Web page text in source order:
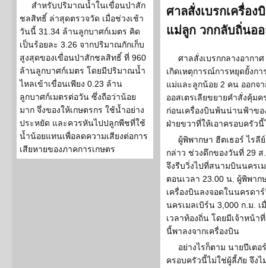
สำหรับปริมาณน้ำในเขื่อนป่าสัก
ชลสิทธิ์ ล่าสุดตรวจวัด เมื่อช่วงเช้า
วันนี้ 31.34 ล้านลูกบาศก์เมตร คิด
เป็นร้อยละ 3.26 จากปริมาณกักเก็บ
สูงสุดของเขื่อนป่าสักชลสิทธิ์ ที่ 960
ล้านลูกบาศก์เมตร โดยมีปริมาณน้ำ
ไหลเข้าเขื่อนเพียง 0.23 ล้าน
ลูกบาศก์เมตรต่อวัน ซึ่งถือว่าน้อย
มาก จึ่งของให้เกษตรกร ใช้น้ำอย่าง
ประหยัด และควรหันไปปลูกพืชที่ใช้
น้ำน้อยแทนเพื่อลดความเสียงต่อการ
เสียหายของภาคการเกษตร
ศาลสั่งเบรกเครื่อ
แม่ลูก วกกลับถิ่นอ
ศาลสั่งเบรกกลางอากา
เกิดเหตุการณ์การหยุดยั้งก
แม่และลูกน้อย 2 คน ออกจา
ออสเตรเลียขยายคำสั่งคุ้ม
ก่อนเครื่องบินพ้นน่านฟ้าขอ
ฝ่ายขวาที่ให้เอาครอบครัว
ผู้พิพากษา ฮีตเธอร์ ไรลี
กล่าว ช่วงดึกของวันที่ 29
จึงรีบวิ่งไปที่สนามบินนครเ
ตอนเวลา 23.00 น. ผู้พิพา
เครื่องบินลงจอดในนครดา
นครเมลเบิร์น 3,000 ก.ม.
เวลาท้องถิ่น โดยมีเจ้าหน้
นี้พาลงจากเครื่องบิน
อย่างไรก็ตาม นายปีเต
ครอบครัวนี้ไม่ใช่ผู้ลี้ภัย จึง